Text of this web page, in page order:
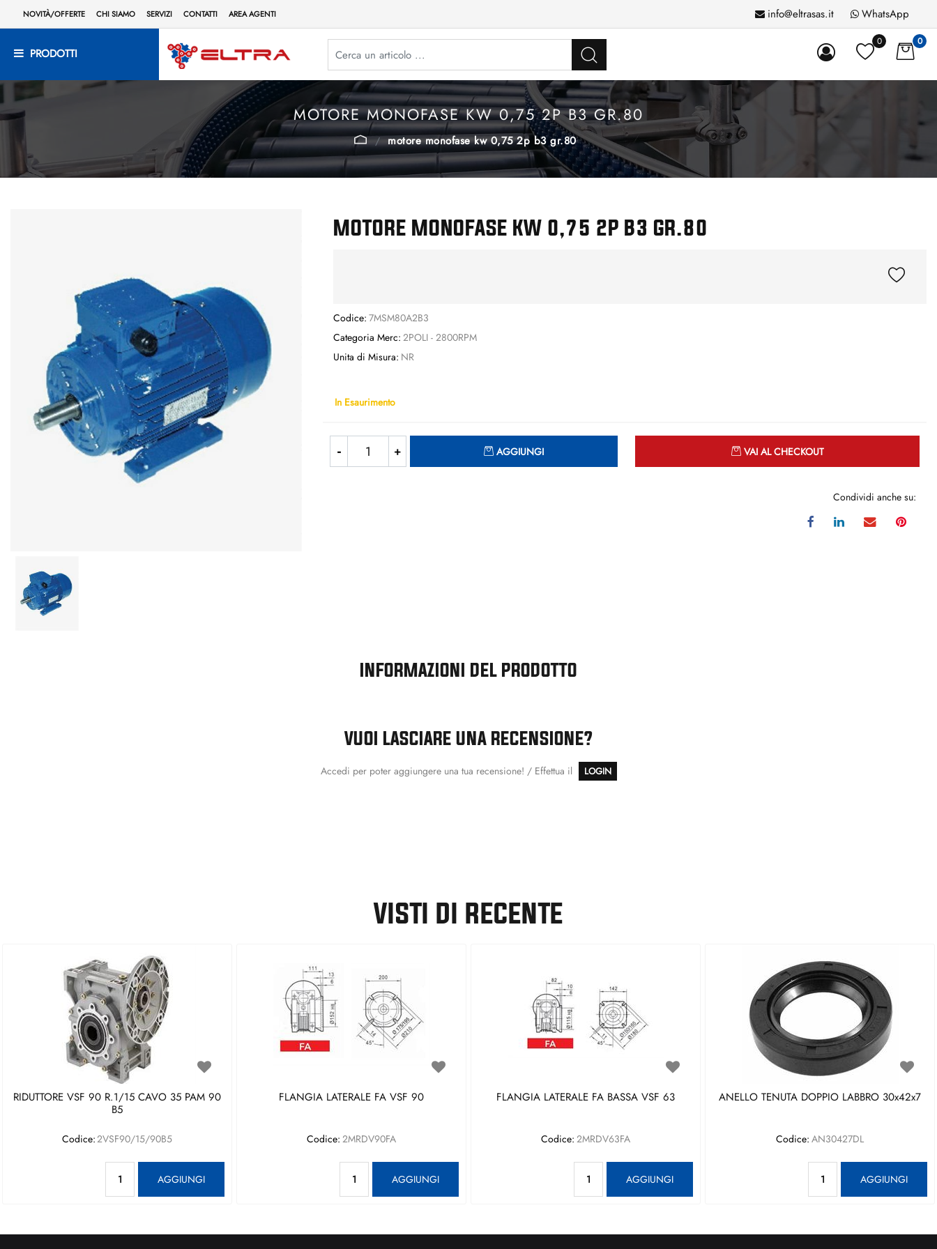
NOVITÀ/OFFERTE CHI SIAMO SERVIZI CONTATTI AREA AGENTI info@eltrasas.it WhatsApp
PRODOTTI
0 0
MOTORE MONOFASE KW 0,75 2P B3 GR.80
motore monofase kw 0,75 2p b3 gr.80
MOTORE MONOFASE KW 0,75 2P B3 GR.80
Codice: 7MSM80A2B3
Categoria Merc: 2POLI - 2800RPM
Unita di Misura: NR
In Esaurimento
AGGIUNGI VAI AL CHECKOUT
Condividi anche su:
INFORMAZIONI DEL PRODOTTO
VUOI LASCIARE UNA RECENSIONE?
Accedi per poter aggiungere una tua recensione! / Effettua il LOGIN
VISTI DI RECENTE
RIDUTTORE VSF 90 R.1/15 CAVO 35 PAM 90
B5
Codice:2VSF90/15/90B5
AGGIUNGI
FLANGIA LATERALE FA VSF 90
Codice: 2MRDV90FA
AGGIUNGI
FLANGIA LATERALE FA BASSA VSF 63
Codice: 2MRDV63FA
AGGIUNGI
ANELLO TENUTA DOPPIO LABBRO 30x42x7
Codice: AN30427DL
AGGIUNGI